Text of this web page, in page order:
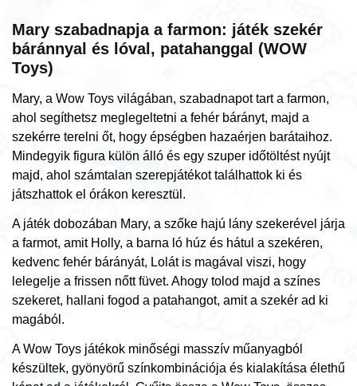
Mary szabadnapja a farmon: játék szekér
báránnyal és lóval, patahanggal (WOW
Toys)
Mary, a Wow Toys világában, szabadnapot tart a farmon,
ahol segíthetsz meglegeltetni a fehér bárányt, majd a
szekérre terelni őt, hogy épségben hazaérjen barátaihoz.
Mindegyik figura külön álló és egy szuper időtöltést nyújt
majd, ahol számtalan szerepjátékot találhattok ki és
játszhattok el órákon keresztül.
A játék dobozában Mary, a szőke hajú lány szekerével járja
a farmot, amit Holly, a barna ló húz és hátul a szekéren,
kedvenc fehér bárányát, Lolát is magával viszi, hogy
lelegelje a frissen nőtt füvet. Ahogy tolod majd a színes
szekeret, hallani fogod a patahangot, amit a szekér ad ki
magából.
A Wow Toys játékok minőségi masszív műanyagból
készültek, gyönyörű színkombinációja és kialakítása élethű